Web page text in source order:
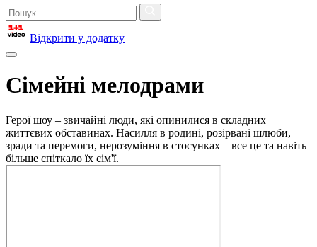
Відкрити у додатку
Сімейні мелодрами
Герої шоу – звичайні люди, які опинилися в складних
життєвих обставинах. Насилля в родині, розірвані шлюби,
зради та перемоги, нерозуміння в стосунках – все це та навіть
більше спіткало їх сім'ї.